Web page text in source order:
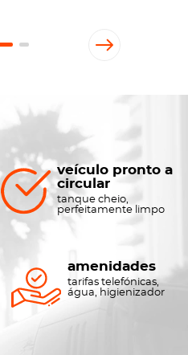
veículo pronto a
circular
tanque cheio,
perfeitamente limpo
amenidades
tarifas telefónicas,
água, higienizador